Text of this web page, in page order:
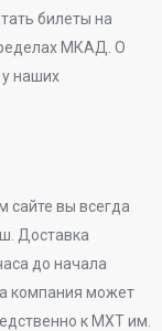
билеты на
МКАД. О
наших
сайте вы всегда
Доставка
до начала
компания может
к МХТ им.